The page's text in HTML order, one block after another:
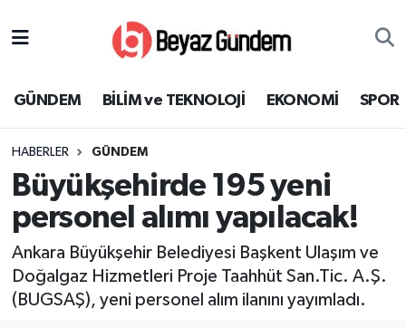
GÜNDEM BİLİM ve TEKNOLOJİ EKONOMİ SPOR
HABERLER GÜNDEM
Büyükşehirde 195 yeni
personel alımı yapılacak!
Ankara Büyükşehir Belediyesi Başkent Ulaşım ve
Doğalgaz Hizmetleri Proje Taahhüt San.Tic. A.Ş.
(BUGSAŞ), yeni personel alım ilanını yayımladı.
EKONOMİ
SAĞLIK
EĞİTİM
Süper Lig Puan Durumu ve Fikstür
Tüm Manşetler
Son Dakika Haberleri
Haber Arşivi